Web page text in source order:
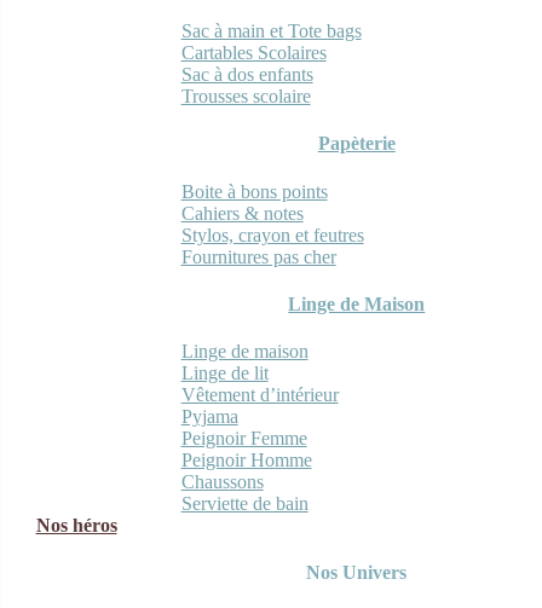
Sac à main et Tote bags
Cartables Scolaires
Sac à dos enfants
Trousses scolaire
Papèterie
Boite à bons points
Cahiers & notes
Stylos, crayon et feutres
Fournitures pas cher
Linge de Maison
Linge de maison
Linge de lit
Vêtement d’intérieur
Pyjama
Peignoir Femme
Peignoir Homme
Chaussons
Serviette de bain
Nos héros
Nos Univers